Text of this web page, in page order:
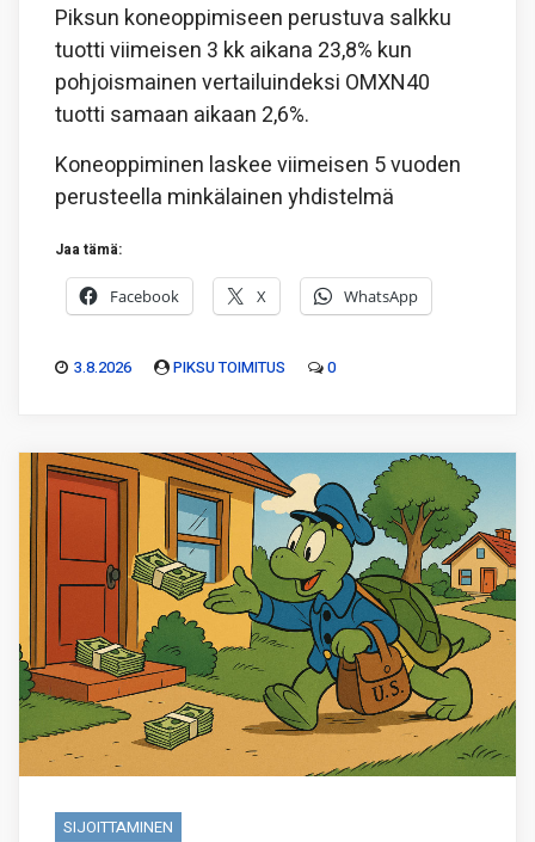
Piksun koneoppimiseen perustuva salkku
tuotti viimeisen 3 kk aikana 23,8% kun
pohjoismainen vertailuindeksi OMXN40
tuotti samaan aikaan 2,6%.
Koneoppiminen laskee viimeisen 5 vuoden
perusteella minkälainen yhdistelmä
Jaa tämä:
Facebook X WhatsApp
3.8.2026 PIKSU TOIMITUS 0
SIJOITTAMINEN